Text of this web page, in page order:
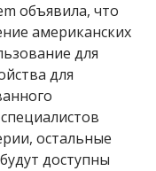
объявила, что
американских
для
для
остальные
доступны